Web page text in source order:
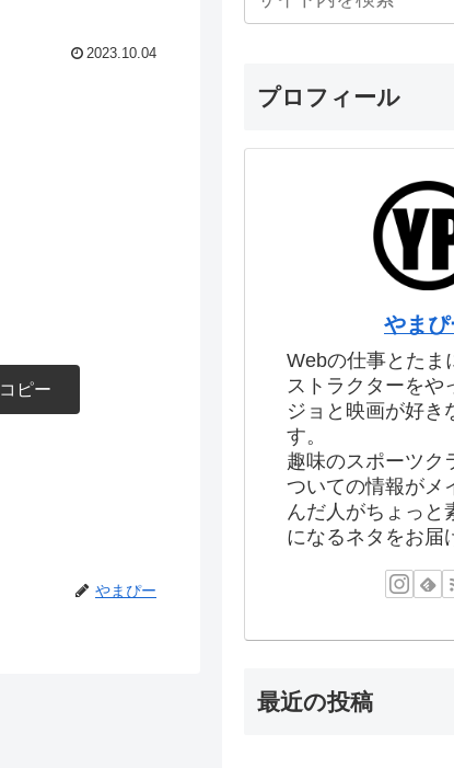
2023.10.04
コピー
やまぴー
プロフィール
やまぴ
Webの仕事とたま
ストラクターをや
ジョと映画が好き
す。
趣味のスポーツク
ついての情報がメ
んだ人がちょっと
になるネタをお届
最近の投稿